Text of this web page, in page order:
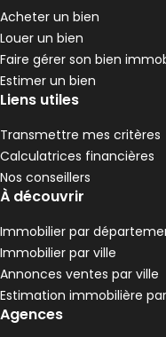
790 €
Pélussin - 42410
Appartement • 4 pièces
DPE : 3 chambres
,
de village
Aller à l'image
Aller à l'image
Aller à l'image
Aller à l'image
Aller à l'image
Acheter un bien
Louer un bien
Faire gérer son bien
Estimer un bien
Liens utiles
Transmettre mes critères
Calculatrices financières
Nos conseillers
À découvrir
Immobilier par
Immobilier par ville
Annonces ventes par ville
Estimation immobilière
Agences